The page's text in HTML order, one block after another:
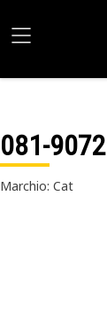
081-9072
Marchio: Cat